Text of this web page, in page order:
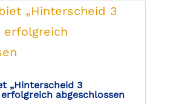
„Hinterscheid 3
abgeschlossen